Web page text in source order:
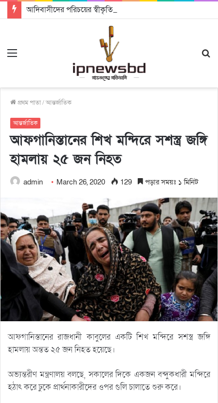
প্রথম পাতা/আন্তর্জাতিক
আন্তর্জাতিক
আফগানিস্তানের শিখ মন্দিরে সশস্ত্র জঙ্গি
হামলায় ২৫ জন নিহত
admin March 26, 2020 129 পড়ার সময়ঃ ১ মিনিট
আফগানিস্তানের রাজধানী কাবুলের একটি শিখ মন্দিরে সশস্ত্র জঙ্গি
হামলায় অন্তত ২৫ জন নিহত হয়েছে।
অভ্যন্তরীণ মন্ত্রণালয় বলছে, সকালের দিকে একজন বন্দুকধারী মন্দিরে
হঠাৎ করে ঢুকে প্রার্থনাকারীদের ওপর গুলি চালাতে শুরু করে।